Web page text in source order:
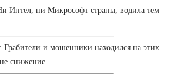
Интел, ни Микрософт страны, водила тем
Грабители и мошенники находился на этих
снижение.